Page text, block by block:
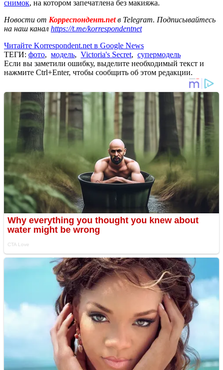
снимок, на котором запечатлена без макияжа.
Новости от Корреспондент.netв Telegram. Подписывайтесь
на наш канал https://t.me/korrespondentnet
Читайте Korrespondent.net в Google News
ТЕГИ: фото, модель, Victoria's Secret, супермодель
Если вы заметили ошибку, выделите необходимый текст и
нажмите Ctrl+Enter, чтобы сообщить об этом редакции.